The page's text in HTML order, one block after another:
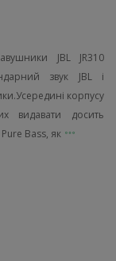
JBL JR310
звук JBL і
корпусу
видавати досить
Bass, як